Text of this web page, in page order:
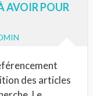
AVOIR POUR
des articles